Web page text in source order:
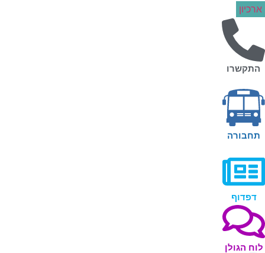
ארכיון
התקשרו
תחבורה
דפדוף
לוח הגולן